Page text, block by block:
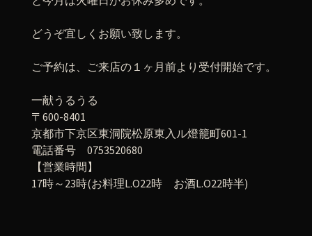
どうぞ宜しくお願い致します。
ご予約は、ご来店の１ヶ月前より受付開始です。
一献うるうる
〒600-8401
京都市下京区東洞院松原東入ル燈籠町601-1
電話番号 0753520680
【営業時間】
17時～23時(お料理L.O22時 お酒L.O22時半)